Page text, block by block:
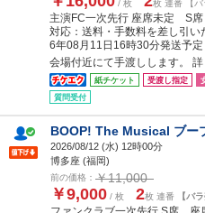
/ 枚 枚 連番 【バ
主演FC一次先行 座席未定 S
対応：送料・手数料を差し引
6年08月11日16時30分発送予定
会場付近にて手渡しします。 詳
紙チケット 受渡し指定
質問受付
BOOP! The Musical ブー
2026/08/12 (水) 12時00分
博多座 (福岡)
前の価格： ￥11,000
￥9,000 / 枚 2枚 連番 【バ